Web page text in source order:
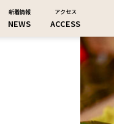
新着情報
NEWS
アクセス
ACCESS